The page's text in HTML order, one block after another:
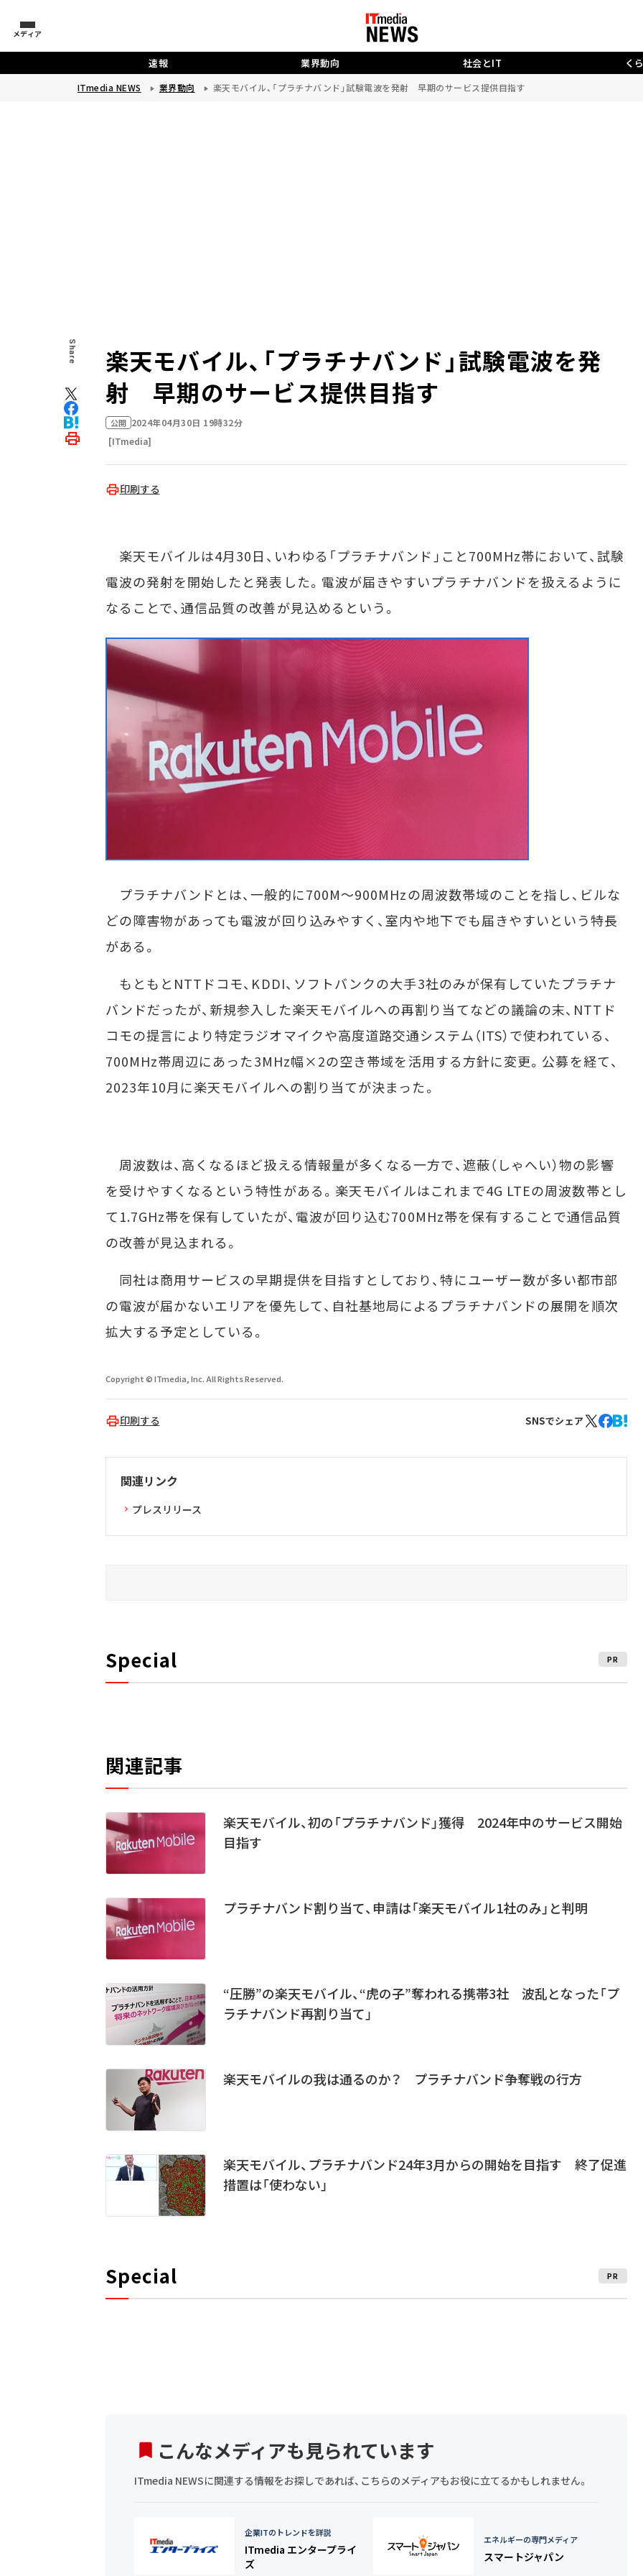
メディア
速報 業界動向 社会とIT く
ITmedia NEWS 業界動向 楽天モバイル、「プラチナバンド」試験電波を発射 早期のサービス提供目指す
Share
楽天モバイル、「プラチナバンド」試験電波を発
射 早期のサービス提供目指す
公開 2024年04月30日 19時32分
[ITmedia]
印刷する
楽天モバイルは4月30日、いわゆる「プラチナバンド」こと700MHz帯において、試験
電波の発射を開始したと発表した。電波が届きやすいプラチナバンドを扱えるように
なることで、通信品質の改善が見込めるという。
プラチナバンドとは、一般的に700M～900MHzの周波数帯域のことを指し、ビルな
どの障害物があっても電波が回り込みやすく、室内や地下でも届きやすいという特長
がある。
もともとNTTドコモ、KDDI、ソフトバンクの大手3社のみが保有していたプラチナ
バンドだったが、新規参入した楽天モバイルへの再割り当てなどの議論の末、NTTド
コモの提言により特定ラジオマイクや高度道路交通システム（ITS）で使われている、
700MHz帯周辺にあった3MHz幅×2の空き帯域を活用する方針に変更。公募を経て、
2023年10月に楽天モバイルへの割り当てが決まった。
周波数は、高くなるほど扱える情報量が多くなる一方で、遮蔽（しゃへい）物の影響
を受けやすくなるという特性がある。楽天モバイルはこれまで4G LTEの周波数帯とし
て1.7GHz帯を保有していたが、電波が回り込む700MHz帯を保有することで通信品質
の改善が見込まれる。
同社は商用サービスの早期提供を目指すとしており、特にユーザー数が多い都市部
の電波が届かないエリアを優先して、自社基地局によるプラチナバンドの展開を順次
拡大する予定としている。
Copyright © ITmedia, Inc. All Rights Reserved.
印刷する SNSでシェア
関連リンク
プレスリリース
Special PR
関連記事
楽天モバイル、初の「プラチナバンド」獲得 2024年中のサービス開始
目指す
プラチナバンド割り当て、申請は「楽天モバイル1社のみ」と判明
“圧勝”の楽天モバイル、“虎の子”奪われる携帯3社 波乱となった「プ
ラチナバンド再割り当て」
楽天モバイルの我は通るのか？ プラチナバンド争奪戦の行方
楽天モバイル、プラチナバンド24年3月からの開始を目指す 終了促進
措置は「使わない」
Special PR
こんなメディアも見られています
ITmedia NEWSに関連する情報をお探しであれば、こちらのメディアもお役に立てるかもしれません。
企業ITのトレンドを詳説
ITmedia エンタープライ
ズ
エネルギーの専門メディア
スマートジャパン